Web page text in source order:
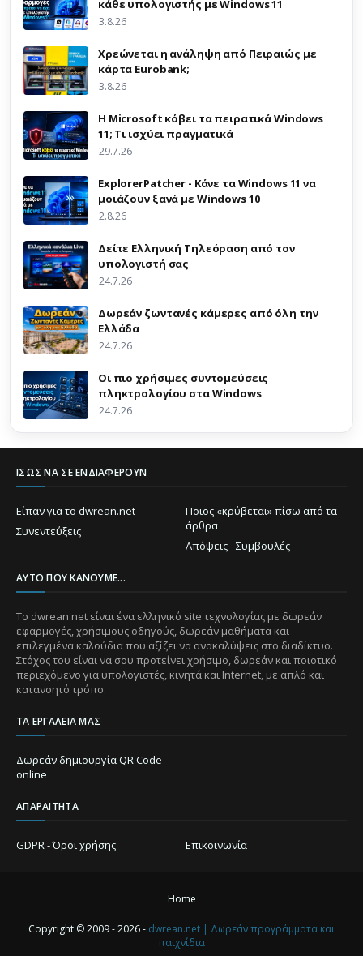
κάθε υπολογιστής με Windows 11
3.8.26
Χρεώνεται η ανάληψη από Πειραιώς με
κάρτα Eurobank;
3.8.26
Η Microsoft κόβει τα πειρατικά Windows
11; Τι ισχύει πραγματικά
29.7.26
ExplorerPatcher - Κάνε τα Windows 11 να
μοιάζουν ξανά με Windows 10
2.8.26
Δείτε Ελληνική Τηλεόραση από τον
υπολογιστή σας
24.7.26
Δωρεάν ζωντανές κάμερες από όλη την
Ελλάδα
24.7.26
Οι πιο χρήσιμες συντομεύσεις
πληκτρολογίου στα Windows
24.7.26
ΊΣΩΣ ΝΑ ΣΕ ΕΝΔΙΑΦΈΡΟΥΝ
Είπαν για το dwrean.net
Ποιος «κρύβεται» πίσω από τα
άρθρα
Συνεντεύξεις
Απόψεις - Συμβουλές
ΑΥΤΌ ΠΟΥ ΚΆΝΟΥΜΕ...
Το dwrean.net είναι ένα ελληνικό site τεχνολογίας με δωρεάν
εφαρμογές, χρήσιμους οδηγούς, δωρεάν μαθήματα και
επιλεγμένα καλούδια που αξίζει να ανακαλύψεις στο διαδίκτυο.
Στόχος του είναι να σου προτείνει χρήσιμο, δωρεάν και ποιοτικό
περιεχόμενο για υπολογιστές, κινητά και Internet, με απλό και
κατανοητό τρόπο.
ΤΑ ΕΡΓΑΛΕΊΑ ΜΑΣ
Δωρεάν δημιουργία QR Code
online
ΑΠΑΡΑΊΤΗΤΑ
GDPR - Όροι χρήσης Επικοινωνία
Home
Copyright © 2009 - 2026 - dwrean.net | Δωρεάν προγράμματα και
παιχνίδια